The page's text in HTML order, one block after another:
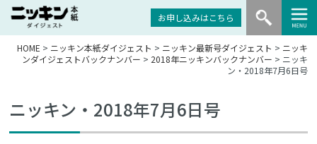
お申し込みはこちら
HOME > ニッキン本紙ダイジェスト > ニッキン最新号ダイジェスト > ニッキ
ンダイジェストバックナンバー > 2018年ニッキンバックナンバー > ニッキ
ン・2018年7月6日号
ニッキン・2018年7月6日号